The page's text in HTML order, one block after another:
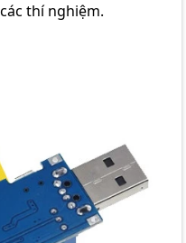
thí nghiệm.